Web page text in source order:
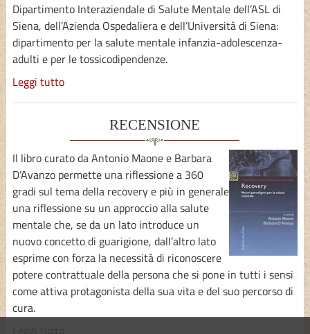
Dipartimento Interaziendale di Salute Mentale dell’ASL di
Siena, dell’Azienda Ospedaliera e dell’Università di Siena:
dipartimento per la salute mentale infanzia-adolescenza-
adulti e per le tossicodipendenze.
Leggi tutto
RECENSIONE
Il libro curato da Antonio Maone e Barbara
D’Avanzo permette una riflessione a 360
gradi sul tema della recovery e più in generale
una riflessione su un approccio alla salute
mentale che, se da un lato introduce un
nuovo concetto di guarigione, dall’altro lato
esprime con forza la necessità di riconoscere
potere contrattuale della persona che si pone in tutti i sensi
come attiva protagonista della sua vita e del suo percorso di
cura.